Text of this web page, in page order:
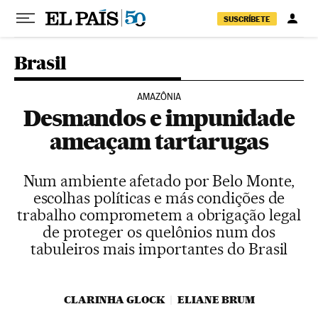
Pular para o conteúdo
SUSCRÍBETE
Brasil
AMAZÔNIA
Desmandos e impunidade
ameaçam tartarugas
Num ambiente afetado por Belo Monte,
escolhas políticas e más condições de
trabalho comprometem a obrigação legal
de proteger os quelônios num dos
tabuleiros mais importantes do Brasil
CLARINHA GLOCK ELIANE BRUM